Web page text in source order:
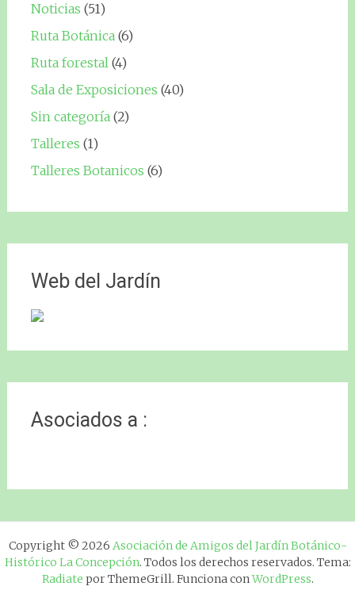
Noticias (51)
Ruta Botánica(6)
Ruta forestal(4)
Sala de Exposiciones (40)
Sin categoría(2)
Talleres (1)
Talleres Botanicos (6)
Web del Jardín
Asociados a :
Copyright © 2026 Asociación de Amigos del Jardín Botánico-
Histórico La Concepción. Todos los derechos reservados. Tema:
Radiate por ThemeGrill. Funciona conWordPress.